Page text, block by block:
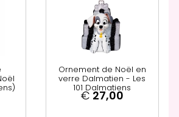
Ornement de Noël en
verre Dalmatien - Les
101 Dalmatiens
€ 27,00